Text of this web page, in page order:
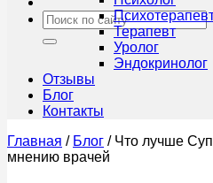
Терапевт
Уролог
Эндокринолог
Отзывы
Блог
Контакты
Главная / Блог / Что лучше
мнению врачей